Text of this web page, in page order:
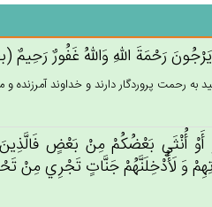
رَحْمَة‌َ الله‌ِ وَالله‌ُ غَفُورٌ رَحِيم‌ٌ
رحمت پروردگار دارند و خداوند آمرزنده و
أُنْثَي‌ بَعْضُكُمْ‌ مِنْ‌ بَعْض‌ٍ
وَ لَأَُدْخِلَنَّهُم‌ْ جَنَّات‌ٍ تَجْرِي‌ مِنْ‌